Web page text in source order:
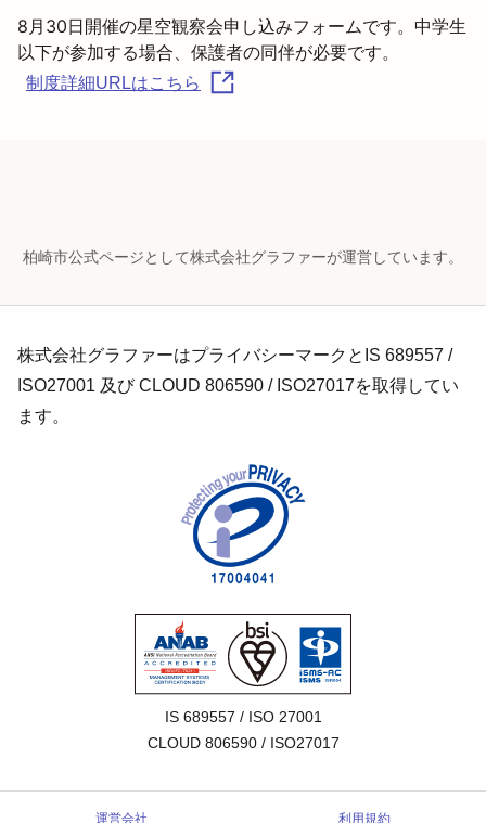
8月30日開催の星空観察会申し込みフォームです。中学生
制度詳細URLはこちら
柏崎市公式ページとして株式会社グラファーが運営しています。
株式会社グラファーはプライバシーマークとIS 689557 /
ISO27001 及び CLOUD 806590 / ISO27017を取得してい
ます。
IS 689557 / ISO 27001
CLOUD 806590 / ISO27017
運営会社 利用規約